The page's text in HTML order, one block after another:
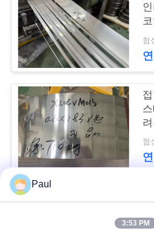
요
인
용
문
을
요
협
협
Paul
3:53 PM